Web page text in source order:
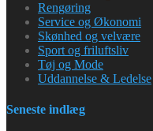
Rengøring
Service og Økonomi
Skønhed og velvære
Sport og friluftsliv
Tøj og Mode
Uddannelse & Ledelse
Seneste indlæg